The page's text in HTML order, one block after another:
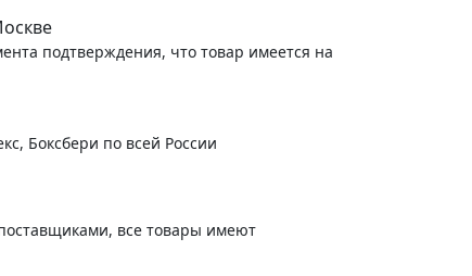
подтверждения, что товар имеется на
Боксбери по всей России
все товары имеют